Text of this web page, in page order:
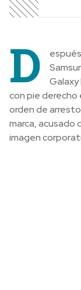
D
Galaxy
con pie derecho
orden de
marca, acusado
imagen